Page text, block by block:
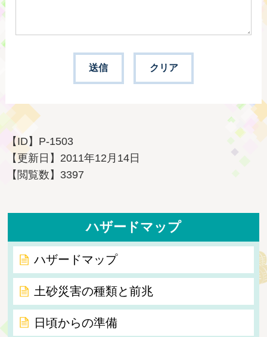
【ID】 P-1503
【更新日】 2011年12月14日
【閲覧数】 3397
ハザードマップ
ハザードマップ
土砂災害の種類と前兆
日頃からの準備